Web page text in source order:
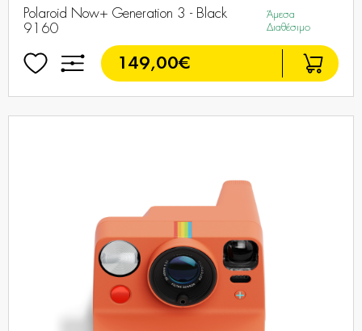
Polaroid Now+ Generation 3 - Black
9160
Άμεσα
Διαθέσιμο
149,00€